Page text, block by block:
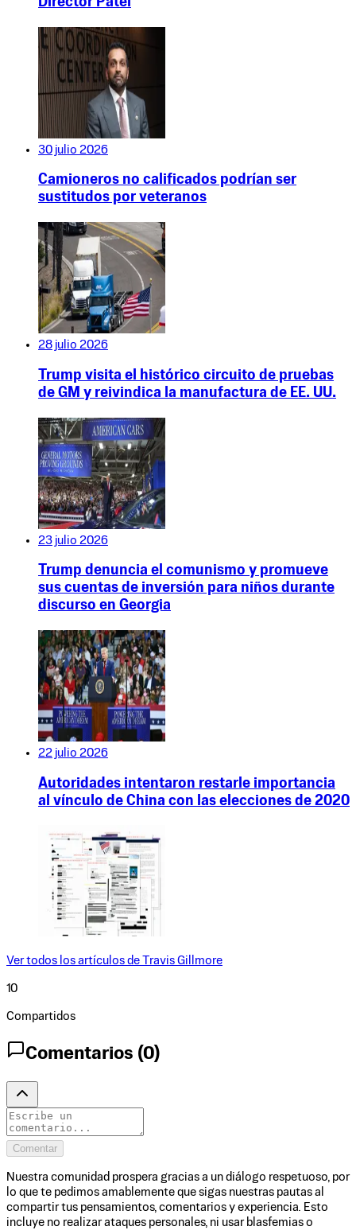
Director Patel
30 julio 2026
Camioneros no calificados podrían ser
sustitudos por veteranos
28 julio 2026
Trump visita el histórico circuito de pruebas
de GM y reivindica la manufactura de EE. UU.
23 julio 2026
Trump denuncia el comunismo y promueve
sus cuentas de inversión para niños durante
discurso en Georgia
22 julio 2026
Autoridades intentaron restarle importancia
al vínculo de China con las elecciones de 2020
Ver todos los artículos de Travis Gillmore
10
Compartidos
Comentarios (0)
Comentar
Nuestra comunidad prospera gracias a un diálogo respetuoso, por
lo que te pedimos amablemente que sigas nuestras pautas al
compartir tus pensamientos, comentarios y experiencia. Esto
incluye no realizar ataques personales, ni usar blasfemias o